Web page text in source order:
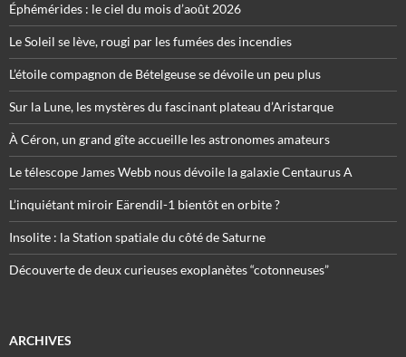
Éphémérides : le ciel du mois d’août 2026
Le Soleil se lève, rougi par les fumées des incendies
L’étoile compagnon de Bételgeuse se dévoile un peu plus
Sur la Lune, les mystères du fascinant plateau d’Aristarque
À Céron, un grand gîte accueille les astronomes amateurs
Le télescope James Webb nous dévoile la galaxie Centaurus A
L’inquiétant miroir Eärendil-1 bientôt en orbite ?
Insolite : la Station spatiale du côté de Saturne
Découverte de deux curieuses exoplanètes “cotonneuses”
ARCHIVES